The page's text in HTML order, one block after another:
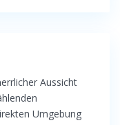
Aussicht
Umgebung